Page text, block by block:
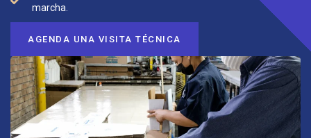
marcha.
AGENDA UNA VISITA TÉCNICA